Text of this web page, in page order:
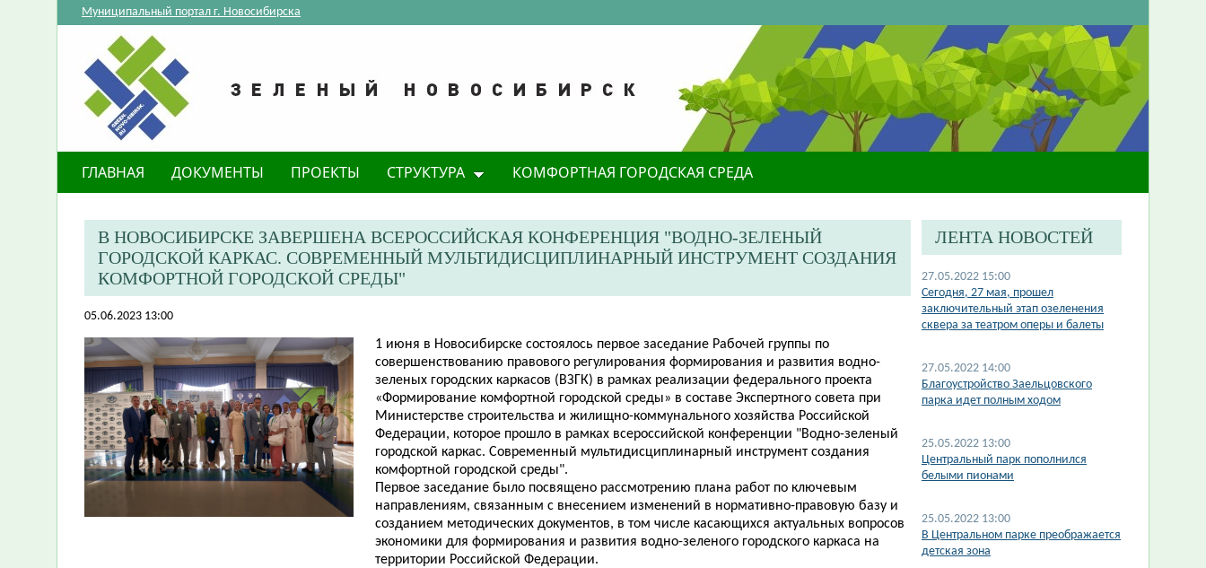
Муниципальный портал г. Новосибирска
ГЛАВНАЯ ДОКУМЕНТЫ ПРОЕКТЫ СТРУКТУРА КОМФОРТНАЯ ГОРОДСКАЯ СРЕДА
В НОВОСИБИРСКЕ ЗАВЕРШЕНА ВСЕРОССИЙСКАЯ КОНФЕРЕНЦИЯ "ВОДНО-ЗЕЛЕНЫЙ
ГОРОДСКОЙ КАРКАС. СОВРЕМЕННЫЙ МУЛЬТИДИСЦИПЛИНАРНЫЙ ИНСТРУМЕНТ СОЗДАНИЯ
КОМФОРТНОЙ ГОРОДСКОЙ СРЕДЫ"
05.06.2023 13:00
​1 июня в Новосибирске состоялось первое заседание Рабочей группы по
совершенствованию правового регулирования формирования и развития водно-
зеленых городских каркасов (ВЗГК) в рамках реализации федерального проекта
«Формирование комфортной городской среды» в составе Экспертного совета при
Министерстве строительства и жилищно-коммунального хозяйства Российской
Федерации, которое прошло в рамках всероссийской конференции "Водно-зеленый
городской каркас. Современный мультидисциплинарный инструмент создания
комфортной городской среды".
Первое заседание было посвящено рассмотрению плана работ по ключевым
направлениям, связанным с внесением изменений в нормативно-правовую базу и
созданием методических документов, в том числе касающихся актуальных вопросов
экономики для формирования и развития водно-зеленого городского каркаса на
территории Российской Федерации.
ЛЕНТА НОВОСТЕЙ
27.05.2022 15:00
Сегодня, 27 мая, прошел
заключительный этап озеленения
сквера за театром оперы и балеты
27.05.2022 14:00
Благоустройство Заельцовского
парка идет полным ходом
25.05.2022 13:00
Центральный парк пополнился
белыми пионами
25.05.2022 13:00
В Центральном парке преображается
детская зона